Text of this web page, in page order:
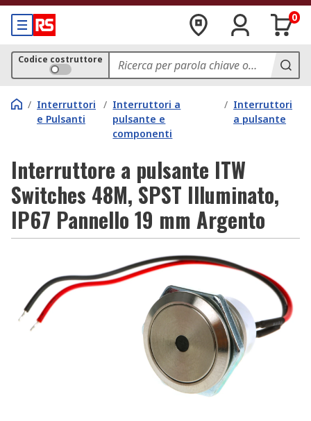
0
Codice costruttore
/ Interruttori
e Pulsanti
/ Interruttori a
pulsante e
componenti
/ Interruttori
a pulsante
Interruttore a pulsante ITW
Switches 48M, SPST Illuminato,
IP67 Pannello 19 mm Argento